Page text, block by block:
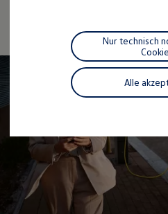
Individualisieren
Wallbox und
Digitale Extras
Dienste für Ihr
Volkswagen
Handy und
Volkswagen
Warn- und
Assistenzsysteme
Digitale
Alle
Nur technisch